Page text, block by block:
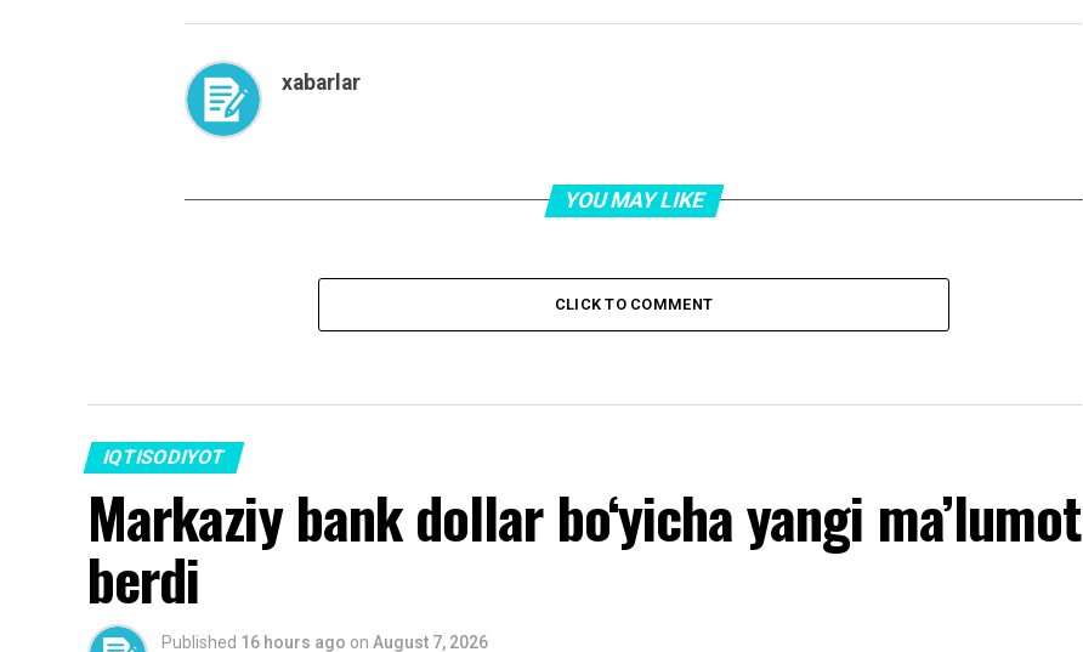
xabarlar
YOU MAY LIKE
CLICK TO COMMENT
IQTISODIYOT
Markaziy bank dollar bo‘yicha yangi ma’lumot
berdi
Published 16 hours ago on August 7, 2026